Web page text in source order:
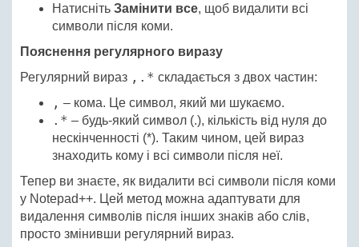
Натисніть Замінити все, щоб видалити всі
символи після коми.
Пояснення регулярного виразу
Регулярний вираз ,.* складається з двох частин:
, – кома. Це символ, який ми шукаємо.
.* – будь-який символ (.), кількість від нуля до
нескінченності (*). Таким чином, цей вираз
знаходить кому і всі символи після неї.
Тепер ви знаєте, як видалити всі символи після коми
у Notepad++. Цей метод можна адаптувати для
видалення символів після інших знаків або слів,
просто змінивши регулярний вираз.